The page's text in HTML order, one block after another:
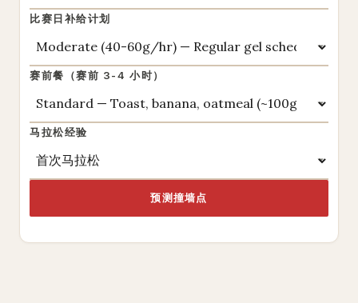
比赛日补给计划
赛前餐（赛前 3-4 小时）
马拉松经验
预测撞墙点